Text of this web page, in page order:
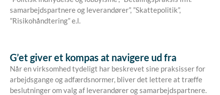
samarbejdspartnere og leverandører”, ”Skattepolitik”,
”Risikohåndtering” e.l.
G’etgiver et kompas at navigere ud fra
Når en virksomhed tydeligt har beskrevet sine praksisser for
arbejdsgange og adfærdsnormer, bliver det lettere at træffe
beslutninger om valg af leverandører og samarbejdspartnere.